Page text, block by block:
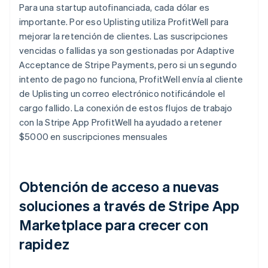
Para una startup autofinanciada, cada dólar es
importante. Por eso Uplisting utiliza ProfitWell para
mejorar la retención de clientes. Las suscripciones
vencidas o fallidas ya son gestionadas por Adaptive
Acceptance de Stripe Payments, pero si un segundo
intento de pago no funciona, ProfitWell envía al cliente
de Uplisting un correo electrónico notificándole el
cargo fallido. La conexión de estos flujos de trabajo
con la Stripe App ProfitWell ha ayudado a retener
$5000 en suscripciones mensuales
Obtención de acceso a nuevas
soluciones a través de Stripe App
Marketplace para crecer con
rapidez